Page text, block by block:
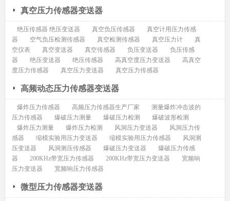
真空压力传感器变送器
绝压传感器 绝压变送器 真空负压传感器
真空计用压力传感
器
空气负压检测传感器 真空检测传感器 真空压力计
真
空仪表
真空变送器 真空传感器 负压变送器
负压传感
器
绝压变送器 绝压传感器 高真空度压力变送器
高真空
度压力传感器
真空压力变送器 真空压力传感器
高频动态压力传感器变送器
爆炸压力传感器 高频压力传感器生产厂家
测量爆炸冲击波的
压力传感器
爆破压力测量 爆破压力检测
爆破波形检测
爆炸压力测量
爆炸压力检测 风洞压力变送器
风洞压力传
感器
缩模实验用压力变送器 缩模实验用压力传感器
风洞测
压变送器
风洞测压传感器 爆破压力变送器
爆破压力传感
器
200KHz带宽压力传感器 200KHz带宽压力变送器
宽频响
压力变送器
宽频响压力传感器
微型压力传感器变送器